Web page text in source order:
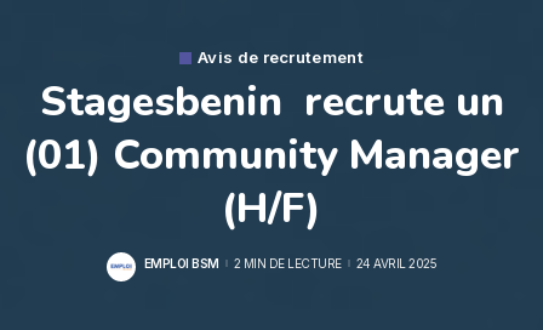
Avis de recrutement
Stagesbenin recrute un
(01) Community Manager
(H/F)
POSTED
EMPLOI BSM 2 MIN DE LECTURE 24 AVRIL 2025